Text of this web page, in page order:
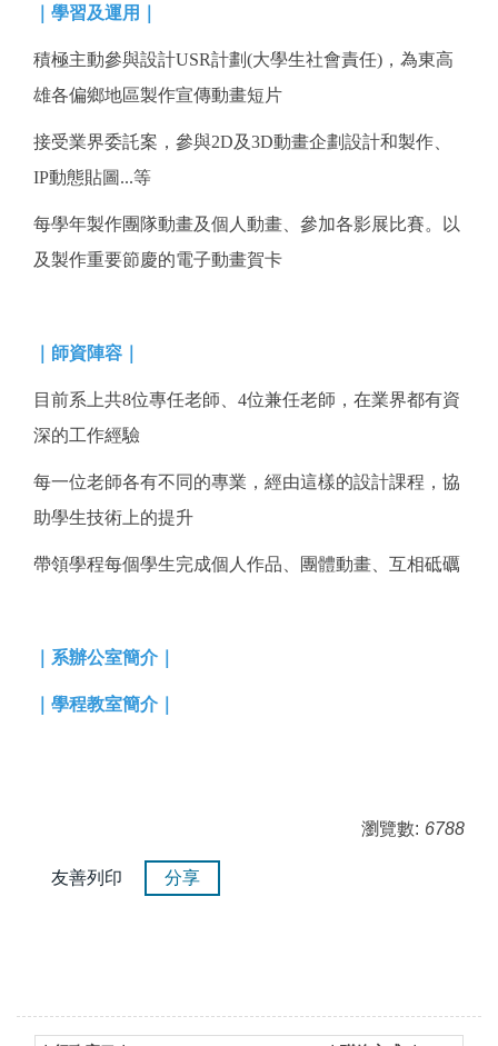
｜學習及運用｜
積極主動參與設計USR計劃(大學生社會責任)，為東高
雄各偏鄉地區製作宣傳動畫短片
接受業界委託案，參與2D及3D動畫企劃設計和製作、
IP動態貼圖...等
每學年製作團隊動畫及個人動畫、參加各影展比賽。以
及製作重要節慶的電子動畫賀卡
｜師資陣容｜
目前系上共8位專任老師、4位兼任老師，在業界都有資
深的工作經驗
每一位老師各有不同的專業，經由這樣的設計課程，協
助學生技術上的提升
帶領學程每個學生完成個人作品、團體動畫、互相砥礪
系辦公室簡介
｜學程教室簡介｜
瀏覽數: 6788
友善列印 分享